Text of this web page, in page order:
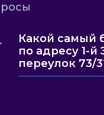
Какой самый
по адресу 1-й
переулок 73/